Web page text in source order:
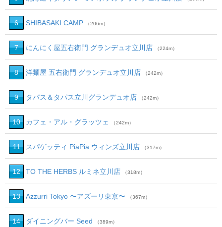
6 SHIBASAKI CAMP （206m）
7 にんにく屋五右衛門 グランデュオ立川店 （224m）
8 洋麺屋 五右衛門 グランデュオ立川店 （242m）
9 タパス＆タパス立川グランデュオ店 （242m）
10 カフェ・アル・グラッツェ （242m）
11 スパゲッティ PiaPia ウィンズ立川店 （317m）
12 TO THE HERBS ルミネ立川店 （318m）
13 Azzurri Tokyo 〜アズーリ東京〜 （367m）
14 ダイニングバー Seed （389m）